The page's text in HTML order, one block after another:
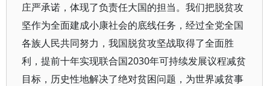
庄严承诺，体现了负责任大国的担当。我们把脱贫攻
坚作为全面建成小康社会的底线任务，经过全党全国
各族人民共同努力，我国脱贫攻坚战取得了全面胜
利，提前十年实现联合国2030年可持续发展议程减贫
目标，历史性地解决了绝对贫困问题，为世界减贫事